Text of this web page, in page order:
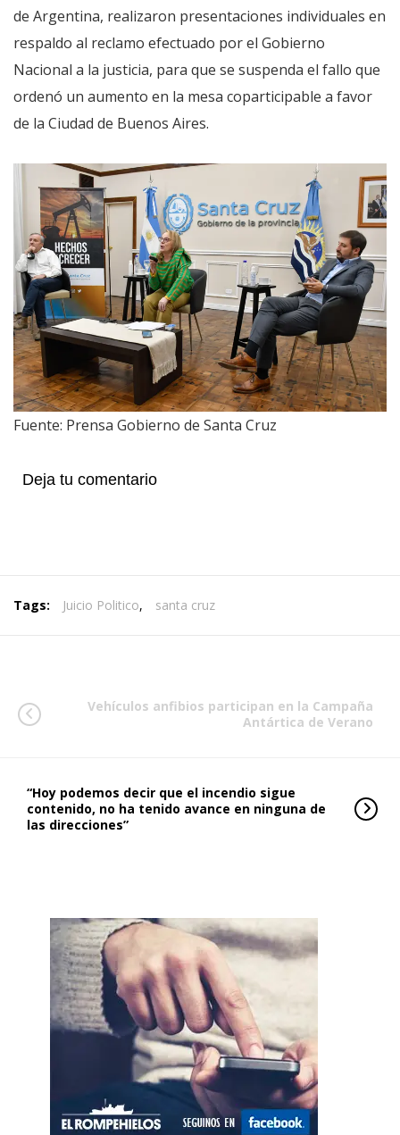
de Argentina, realizaron presentaciones individuales en
respaldo al reclamo efectuado por el Gobierno
Nacional a la justicia, para que se suspenda el fallo que
ordenó un aumento en la mesa coparticipable a favor
de la Ciudad de Buenos Aires.
Fuente: Prensa Gobierno de Santa Cruz
Deja tu comentario
Tags: Juicio Politico, santa cruz
Vehículos anfibios participan en la Campaña
Antártica de Verano
“Hoy podemos decir que el incendio sigue
contenido, no ha tenido avance en ninguna de
las direcciones”